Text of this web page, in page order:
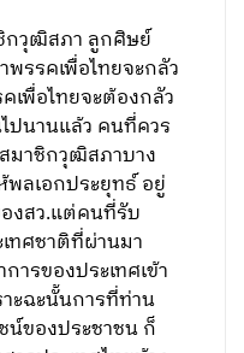
กวุฒิสภา ลูกศิษย์
รรคเพื่อไทยจะกลัว
เพื่อไทยจะต้องกลัว
ปนานแล้ว คนที่ควร
มาชิกวุฒิสภาบาง
พลเอกประยุทธ์ อยู่
งสว.แต่คนที่รับ
ทศชาติที่ผ่านมา
รของประเทศเข้า
ะฉะนั้นการที่ท่าน
น์ของประชาชน ก็